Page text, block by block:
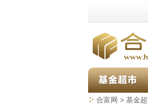
合富网 > 基金